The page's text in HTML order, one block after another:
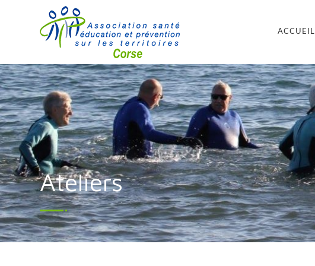
ACCUEIL
Ateliers